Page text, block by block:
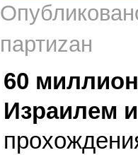
партиzан
60
Израилем